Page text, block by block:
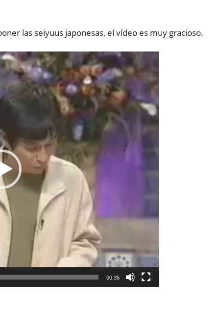
las seiyuus japonesas, el vídeo es muy gracioso.
00:35